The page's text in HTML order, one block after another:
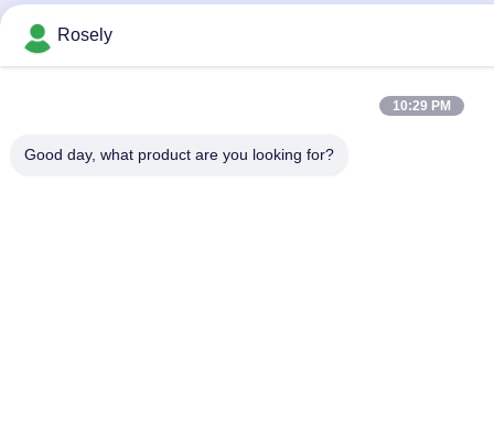
Rosely
10:29 PM
Good day, what product are you looking for?